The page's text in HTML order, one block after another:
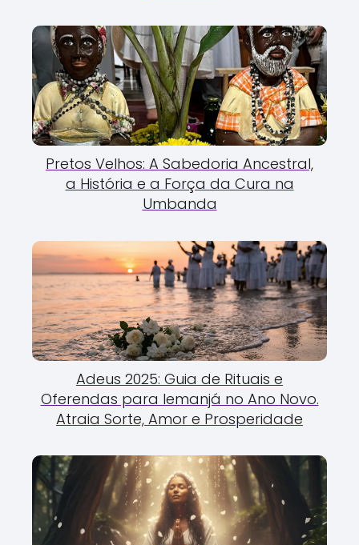
Pretos Velhos: A Sabedoria Ancestral,
a História e a Força da Cura na
Umbanda
Adeus 2025: Guia de Rituais e
Oferendas para Iemanjá no Ano Novo.
Atraia Sorte, Amor e Prosperidade